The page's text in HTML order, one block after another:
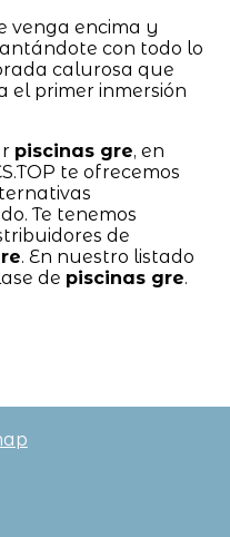
venga encima y
con todo lo
calurosa que
el primer inmersión
piscinas gre, en
te ofrecemos
Te tenemos
de
. En nuestro listado
de piscinas gre.